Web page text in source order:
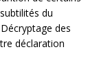
du
des
déclaration